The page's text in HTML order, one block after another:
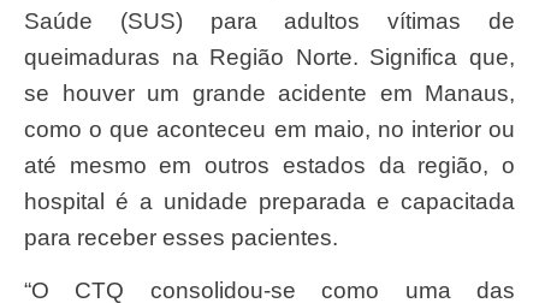
Saúde (SUS) para adultos vítimas de
queimaduras na Região Norte. Significa que,
se houver um grande acidente em Manaus,
como o que aconteceu em maio, no interior ou
até mesmo em outros estados da região, o
hospital é a unidade preparada e capacitada
para receber esses pacientes.
“O CTQ consolidou-se como uma das